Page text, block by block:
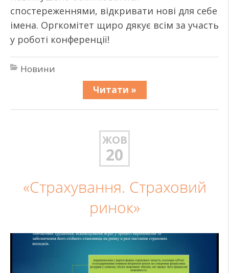
спостереженнями, відкривати нові для себе
імена. Оргкомітет щиро дякує всім за участь
у роботі конференції!
Новини
Читати »
ЖОВ
20
«Страхування. Страховий
ринок»